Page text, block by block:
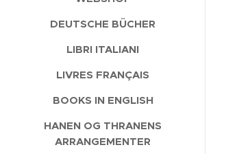
DEUTSCHE BÜCHER
LIBRI ITALIANI
LIVRES FRANÇAIS
BOOKS IN ENGLISH
HANEN OG THRANENS
ARRANGEMENTER